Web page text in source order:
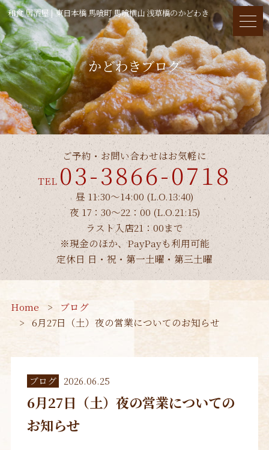
和食 居酒屋 | 東日本橋 馬喰町 馬喰横山 浅草橋のかどわき
かどわきブログ
ご予約・お問い合わせはお気軽に
TEL 03-3866-0718
昼 11:30～14:00 (L.O.13:40)
夜 17：30～22：00 (L.O.21:15)
ラスト入店21：00まで
※現金のほか、PayPayも利用可能
定休日 日・祝・第一土曜・第三土曜
Home
ブログ
6月27日（土）夜の営業についてのお知らせ
ブログ 2026.06.25
6月27日（土）夜の営業についての
お知らせ